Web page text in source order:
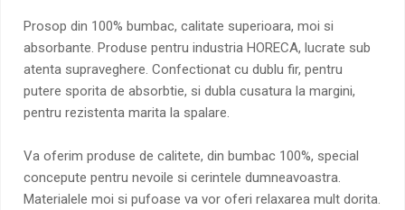
Prosop din 100% bumbac, calitate superioara, moi si
absorbante. Produse pentru industria HORECA, lucrate sub
atenta supraveghere. Confectionat cu dublu fir, pentru
putere sporita de absorbtie, si dubla cusatura la margini,
pentru rezistenta marita la spalare.
Va oferim produse de calitete, din bumbac 100%, special
concepute pentru nevoile si cerintele dumneavoastra.
Materialele moi si pufoase va vor oferi relaxarea mult dorita.